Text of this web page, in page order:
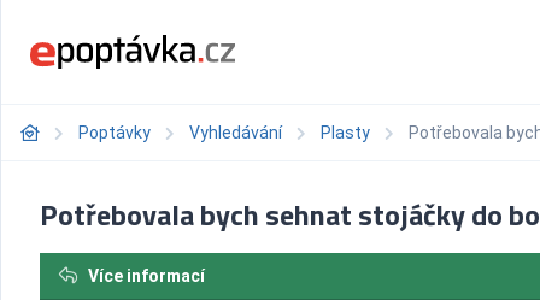
Poptávky Vyhledávání Plasty Potřebovala
Potřebovala bych sehnat stojáčky do
Více informací